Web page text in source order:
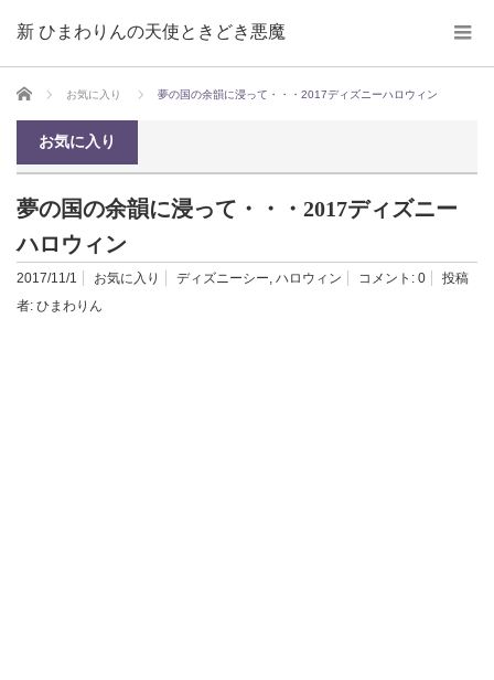
新 ひまわりんの天使ときどき悪魔
ホーム お気に入り 夢の国の余韻に浸って・・・2017ディズニーハロウィン
お気に入り
夢の国の余韻に浸って・・・2017ディズニー
ハロウィン
2017/11/1 お気に入り ディズニーシー, ハロウィン コメント: 0
投稿
者: ひまわりん